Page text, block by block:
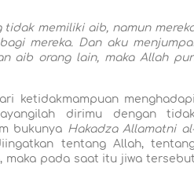
tidak memiliki aib, namun
mereka. Dan aku
aib orang lain, maka Allah
ketidakmampuan menghadapi
dirimu dengan tidak
bukunya Hakadza Allamatni
tentang Allah,
maka pada saat itu jiwa tersebut